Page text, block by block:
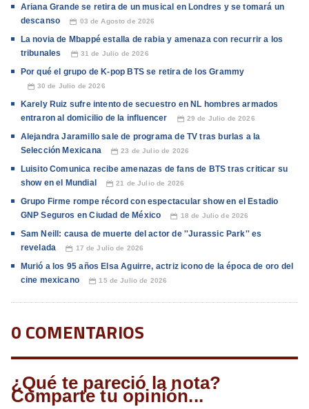
Ariana Grande se retira de un musical en Londres y se tomará un
descanso
📅 03 de Agosto de 2026
La novia de Mbappé estalla de rabia y amenaza con recurrir a los
tribunales
📅 31 de Julio de 2026
Por qué el grupo de K-pop BTS se retira de los Grammy
📅 30 de Julio de 2026
Karely Ruiz sufre intento de secuestro en NL hombres armados
entraron al domicilio de la influencer
📅 29 de Julio de 2026
Alejandra Jaramillo sale de programa de TV tras burlas a la
Selección Mexicana
📅 23 de Julio de 2026
Luisito Comunica recibe amenazas de fans de BTS tras criticar su
show en el Mundial
📅 21 de Julio de 2026
Grupo Firme rompe récord con espectacular show en el Estadio
GNP Seguros en Ciudad de México
📅 18 de Julio de 2026
Sam Neill: causa de muerte del actor de ''Jurassic Park'' es
revelada
📅 17 de Julio de 2026
Murió a los 95 años Elsa Aguirre, actriz icono de la época de oro del
cine mexicano
📅 15 de Julio de 2026
0 COMENTARIOS
¿Qué te pareció la nota?
Comparte tu opinión...